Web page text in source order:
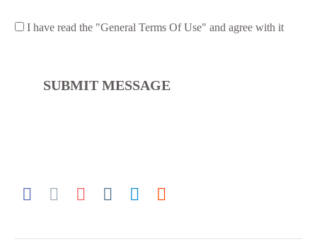
I have read the "General Terms Of Use" and agree with it